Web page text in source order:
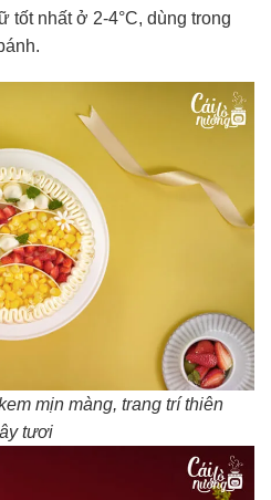
tốt nhất ở 2-4°C, dùng trong
mịn màng, trang trí thiên
tươi